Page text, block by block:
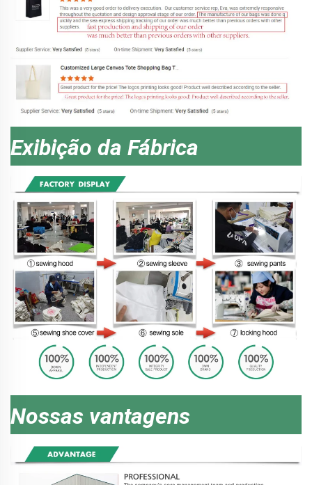
Exibição da Fábrica
Nossas vantagens